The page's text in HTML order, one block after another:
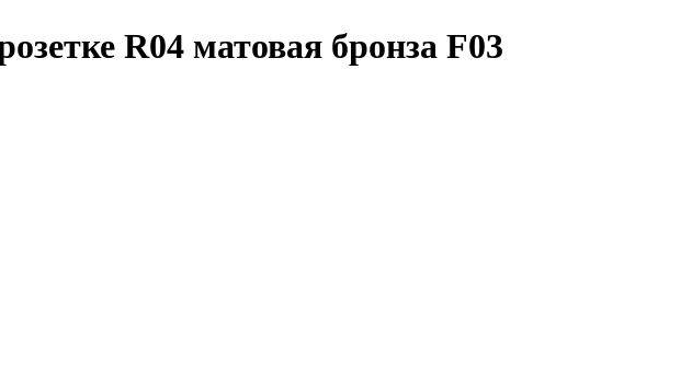
R04 матовая бронза F03